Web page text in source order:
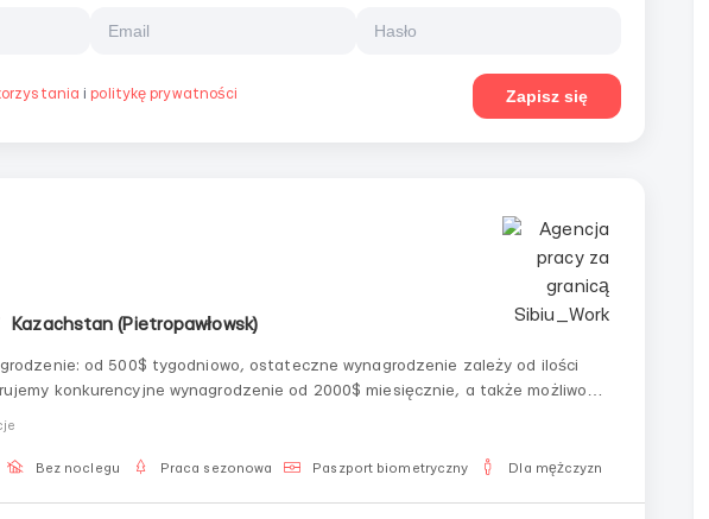
i politykę prywatności Zapisz się
Kazachstan (Pietropawłowsk)
Bez noclegu Praca sezonowa Paszport biometryczny Dla mężczyzn